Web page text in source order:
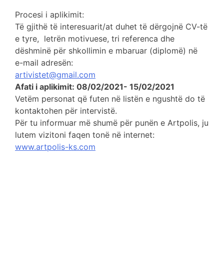
Procesi i aplikimit:
Të gjithë të interesuarit/at duhet të dërgojnë CV-të
e tyre, letrën motivuese, tri referenca dhe
dëshminë për shkollimin e mbaruar (diplomë) në
e-mail adresën:
artivistet@gmail.com
Afati i aplikimit: 08/02/2021- 15/02/2021
Vetëm personat që futen në listën e ngushtë do të
kontaktohen për intervistë.
Për tu informuar më shumë për punën e Artpolis, ju
lutem vizitoni faqen tonë në internet:
www.artpolis-ks.com